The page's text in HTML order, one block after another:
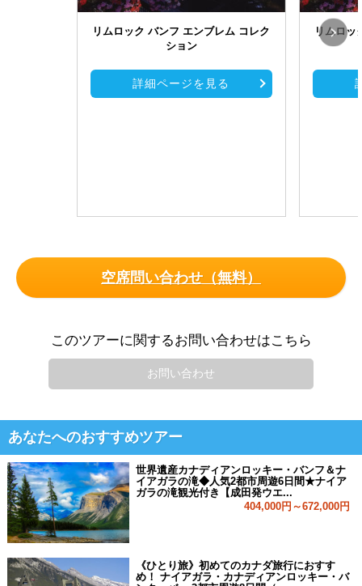
リムロック バンフ エンブレム コレク
ション
詳細ページを見る
リムロッ
空席問い合わせ（無料）
このツアーに関するお問い合わせはこちら
お問い合わせ
あなたへのおすすめツアー
世界遺産カナディアンロッキー・バンフ＆ナ
イアガラの滝◆人気2都市周遊6日間★ナイア
ガラの滝観光付き【成田発ウエ...
404,000円～672,000円
《ひとり旅》初めてのカナダ旅行におすす
め！ ナイアガラ・カナディアンロッキー・バ